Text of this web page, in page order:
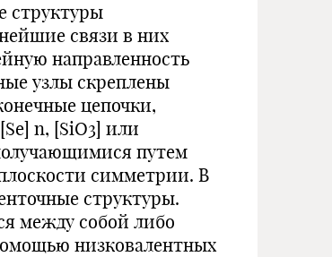
структуры
связи в них
направленность
узлы скреплены
цепочки,
n, [SiO3] или
путем
симметрии. В
структуры.
между собой либо
низковалентных